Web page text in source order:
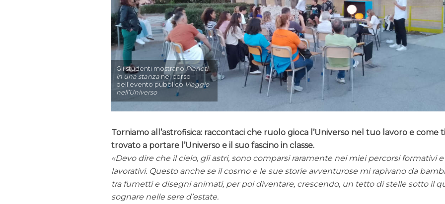
Gli studenti mostranoPianeti
in una stanza nel corso
dell’evento pubblico Viaggio
nell’Universo
Torniamo all’astrofisica: raccontaci che ruolo gioca l’Universo nel tuo lavoro e come
trovato a portare l’Universo e il suo fascino in classe.
Devo dire che il cielo, gli astri, sono comparsi raramente nei miei percorsi formativi e
lavorativi. Questo anche se il cosmo e le sue storie avventurose mi rapivano da
tra fumetti e disegni animati, per poi diventare, crescendo, un tetto di stelle sotto il
sognare nelle sere d’estate.